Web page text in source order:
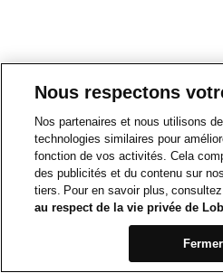
Nous respectons
Nos partenaires et nous utilisons
technologies similaires pour
fonction de vos activités. Cela
des publicités et du contenu sur
tiers. Pour en savoir plus,
au respect de la vie privée de
Fermer